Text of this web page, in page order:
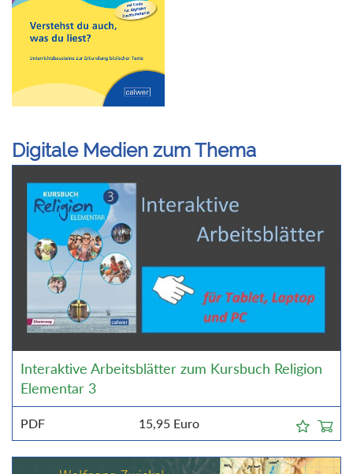
Digitale Medien zum Thema
Interaktive Arbeitsblätter zum Kursbuch Religion
Elementar 3
PDF 15,95 Euro